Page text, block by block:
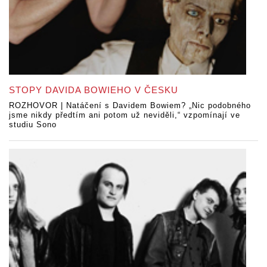
STOPY DAVIDA BOWIEHO V ČESKU
ROZHOVOR | Natáčení s Davidem Bowiem? „Nic podobného
jsme nikdy předtím ani potom už neviděli,“ vzpomínají ve
studiu Sono